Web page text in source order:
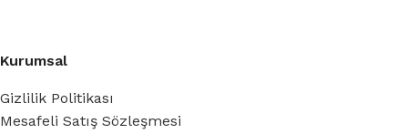
Kurumsal
Gizlilik Politikası
Mesafeli Satış Sözleşmesi